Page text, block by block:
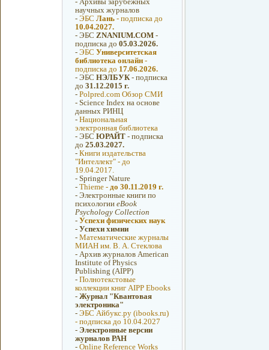
научных журналов
- ЭБС Лань- подписка до
10.04.2027.
- ЭБС ZNANIUM.COM-
подписка до 05.03.2026.
- ЭБС Университетская
библиотека онлайн-
подписка до 17.06.2026.
- ЭБС НЭЛБУК- подписка
до 31.12.2015 г.
- Polpred.com Обзор СМИ
- Science Index на основе
данных РИНЦ
- Национальная
электронная библиотека
- ЭБС ЮРАЙТ- подписка
до 25.03.2027.
- Книги издательства
"Интеллект" - до
19.04.2017.
- Springer Nature
- Thieme - до 30.11.2019 г.
- Электронные книги по
психологии eBook
Psychology Collection
- Успехи физических наук
- Успехи химии
- Математические журналы
МИАН им. В. А. Стеклова
- Архив журналов American
Institute of Physics
Publishing (AIPP)
- Полнотекстовые
коллекции книг AIPP Ebooks
- Журнал "Квантовая
электроника"
- ЭБС Айбукс.ру (ibooks.ru)
- подписка до 10.04.2027
- Электронные версии
журналов РАН
- Online Reference Works